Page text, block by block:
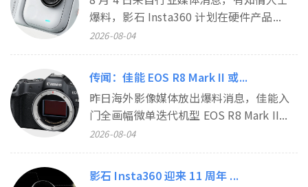
爆料，影石 Insta360 计划在硬件产品...
2026-08-04
传闻：佳能 EOS R8 Mark II 或...
昨日海外影像媒体放出爆料消息，佳能入
门全画幅微单迭代机型 EOS R8 Mark II...
2026-08-04
影石 Insta360 迎来 11 周年 ...